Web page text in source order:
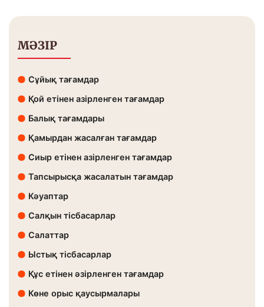
МӘЗІР
Сұйық тағамдар
Қой етінен азірленген тағамдар
Балық тағамдары
Қамырдан жасалған тағамдар
Сиыр етінен азірленген тағамдар
Тапсырысқа жасалатын тағамдар
Кәуаптар
Салқын тісбасарлар
Салаттар
Ыстық тісбасарлар
Құс етінен әзірленген тағамдар
Көне орыс қаусырмалары